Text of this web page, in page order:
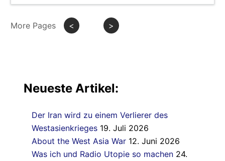
More Pages < >
Neueste Artikel:
Der Iran wird zu einem Verlierer des
Westasienkrieges 19. Juli 2026
About the West Asia War 12. Juni 2026
Was ich und Radio Utopie so machen 24.